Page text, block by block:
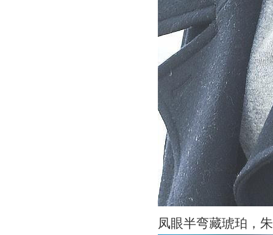
凤眼半弯藏琥珀，